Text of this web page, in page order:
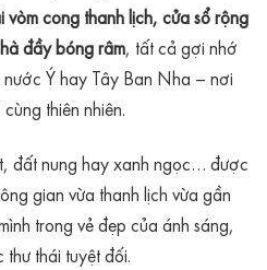
vòm cong thanh lịch, cửa sổ rộng
đầy bóng râm, tất cả gợi nhớ
Ý hay Tây Ban Nha – nơi
thiên nhiên.
đất nung hay xanh ngọc… được
gian vừa thanh lịch vừa gần
trong vẻ đẹp của ánh sáng,
thái tuyệt đối.